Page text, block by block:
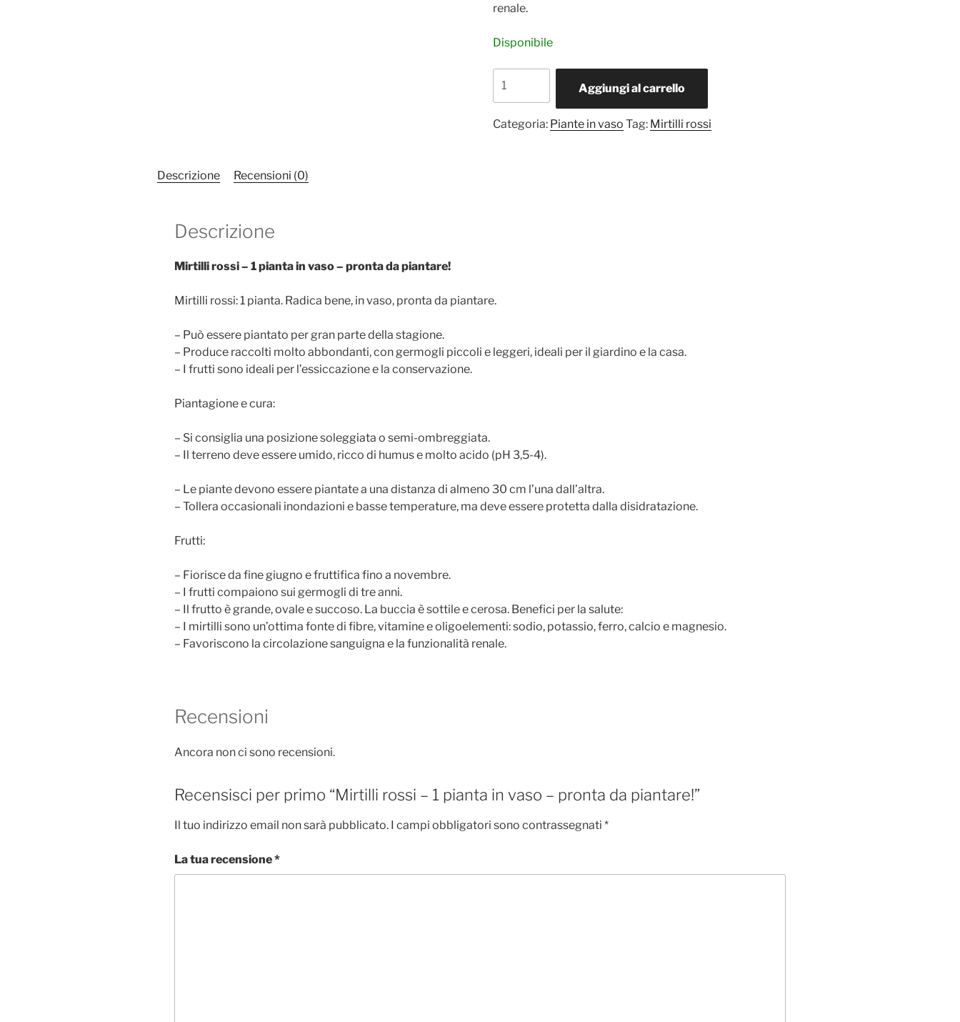
renale.
Disponibile
rossi
1
Aggiungi al carrello
Categoria: Piante in vaso Tag: Mirtilli rossi
Descrizione Recensioni (0)
Descrizione
Mirtilli rossi – 1 pianta in vaso – pronta da piantare!
Mirtilli rossi: 1 pianta. Radica bene, in vaso, pronta da piantare.
– Può essere piantato per gran parte della stagione.
– Produce raccolti molto abbondanti, con germogli piccoli e leggeri, ideali per il giardino e la casa.
– I frutti sono ideali per l’essiccazione e la conservazione.
Piantagione e cura:
– Si consiglia una posizione soleggiata o semi-ombreggiata.
– Il terreno deve essere umido, ricco di humus e molto acido (pH 3,5-4).
– Le piante devono essere piantate a una distanza di almeno 30 cm l’una dall’altra.
– Tollera occasionali inondazioni e basse temperature, ma deve essere protetta dalla disidratazione.
Frutti:
– Fiorisce da fine giugno e fruttifica fino a novembre.
– I frutti compaiono sui germogli di tre anni.
– Il frutto è grande, ovale e succoso. La buccia è sottile e cerosa. Benefici per la salute:
– I mirtilli sono un’ottima fonte di fibre, vitamine e oligoelementi: sodio, potassio, ferro, calcio e magnesio.
– Favoriscono la circolazione sanguigna e la funzionalità renale.
Recensioni
Ancora non ci sono recensioni.
Recensisci per primo “Mirtilli rossi – 1 pianta in vaso – pronta da piantare!”
Il tuo indirizzo email non sarà pubblicato. I campi obbligatori sono contrassegnati *
La tua recensione*